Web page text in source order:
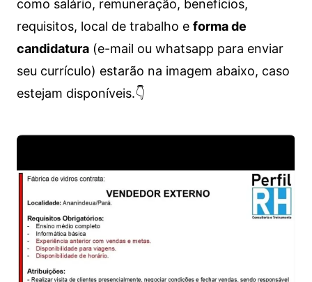
como salário, remuneração, benefícios,
requisitos, local de trabalho e forma de
candidatura(e-mail ou whatsapp para enviar
seu currículo) estarão na imagem abaixo, caso
estejam disponíveis.👇